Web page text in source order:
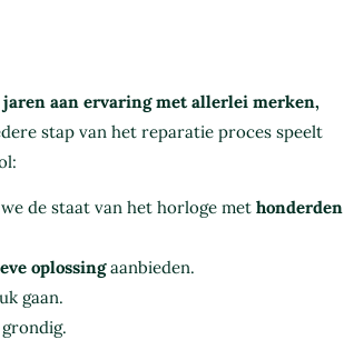
jaren aan ervaring met allerlei merken,
stap van het reparatie proces speelt
de staat van het horloge met honderden
oplossingaanbieden.
gaan.